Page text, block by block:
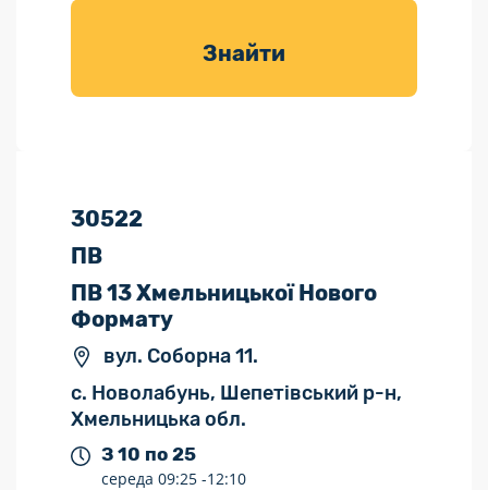
товарів для
Знайти
30522
ПВ
ПВ 13 Хмельницької Нового
Формату
вул. Соборна 11.
с. Новолабунь, Шепетівський р-н,
Хмельницька обл.
З 10 по 25
середа 09:25 -12:10